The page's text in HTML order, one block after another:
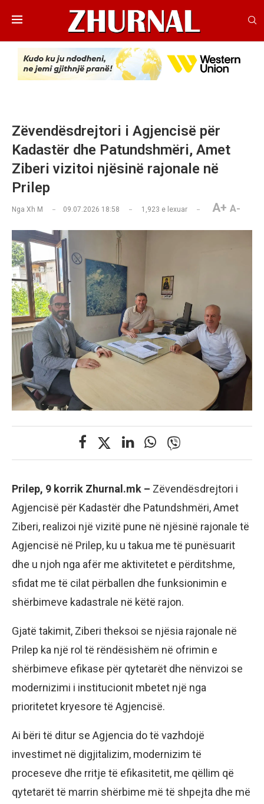
Zëvendësdrejtori i Agjencisë për
Kadastër dhe Patundshmëri, Amet
Ziberi vizitoi njësinë rajonale në
Prilep
Nga Xh M 09.07.2026 18:58 1,923 e lexuar A+ A-
Prilep, 9 korrik Zhurnal.mk – Zëvendësdrejtori i
Agjencisë për Kadastër dhe Patundshmëri, Amet
Ziberi, realizoi një vizitë pune në njësinë rajonale të
Agjencisë në Prilep, ku u takua me të punësuarit
dhe u njoh nga afër me aktivitetet e përditshme,
sfidat me të cilat përballen dhe funksionimin e
shërbimeve kadastrale në këtë rajon.
Gjatë takimit, Ziberi theksoi se njësia rajonale në
Prilep ka një rol të rëndësishëm në ofrimin e
shërbimeve efikase për qytetarët dhe nënvizoi se
modernizimi i institucionit mbetet një nga
prioritetet kryesore të Agjencisë.
Ai bëri të ditur se Agjencia do të vazhdojë
investimet në digjitalizim, modernizim të
proceseve dhe rritje të efikasitetit, me qëllim që
qytetarët të marrin shërbime më të shpejta dhe më